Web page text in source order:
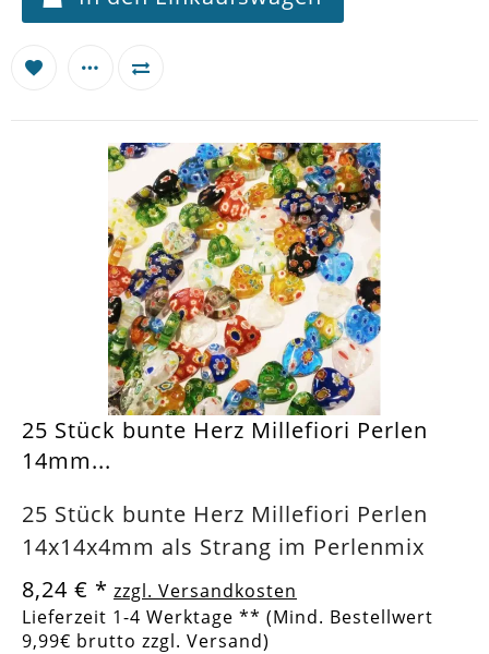
25 Stück bunte Herz Millefiori Perlen
14mm...
25 Stück bunte Herz Millefiori Perlen
14x14x4mm als Strang im Perlenmix
8,24 € * zzgl. Versandkosten
Lieferzeit 1-4 Werktage ** (Mind. Bestellwert
9,99€ brutto zzgl. Versand)